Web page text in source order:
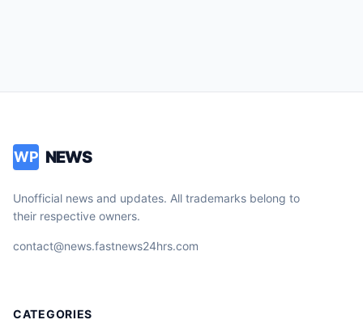
WP NEWS
Unofficial news and updates. All trademarks belong to
their respective owners.
contact@news.fastnews24hrs.com
CATEGORIES